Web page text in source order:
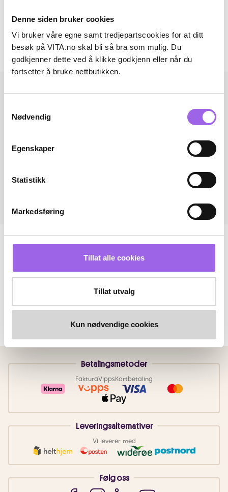
Denne siden bruker cookies
Vi bruker våre egne samt tredjepartscookies for at ditt
besøk på VITA.no skal bli så bra som mulig. Du
godkjenner dette ved å klikke godkjenn eller når du
fortsetter å bruke nettbutikken.
Nødvendig
Egenskaper
Statistikk
Markedsføring
Tillat alle cookies
Tillat utvalg
Kun nødvendige cookies
Omtaler
Andre har også kjøpt..
Betalingsmetoder
FakturaVippsKortbetaling
Leveringsalternativer
Vi leverer med
Følg oss